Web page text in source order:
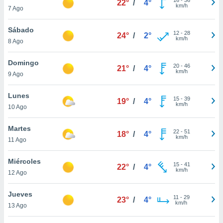
más
nuestra
y
de
disponible
cookies
aceptar
7 Ago
22° / 4°
km/h
Sábado
8 Ago
24° / 2° 12- 28
km/h
Domingo
9 Ago
21° / 4° 20- 46
km/h
Lunes
10 Ago
19° / 4° 15- 39
km/h
Martes
11 Ago
18° / 4° 22- 51
km/h
Miércoles
12 Ago
22° / 4° 15- 41
km/h
Jueves
13 Ago
23° / 4° 11 - 29
km/h